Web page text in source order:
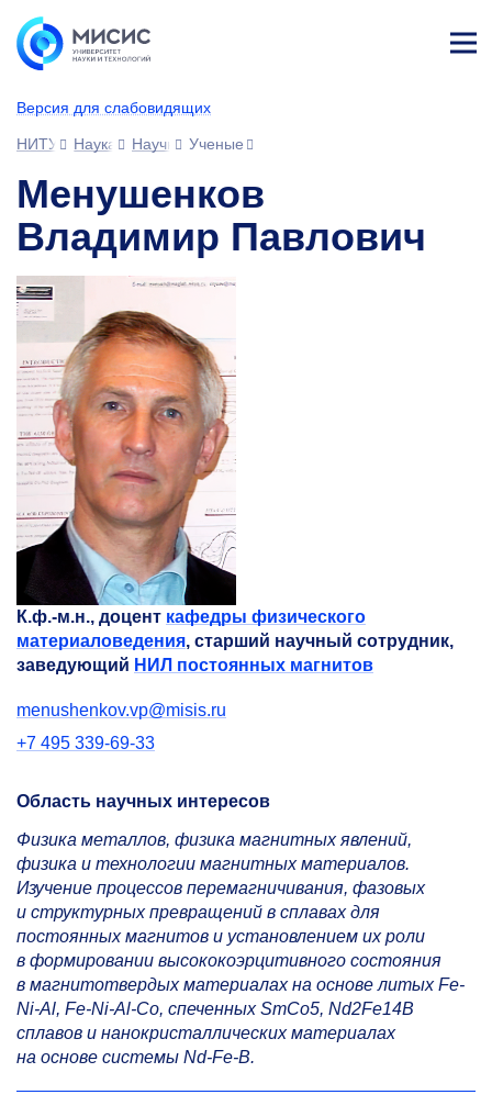
Версия для слабовидящих
НИТУ МИСИС
Наука Научное сообщество
Ученые
Менушенков
Владимир Павлович
К.ф.-м.н., доцент кафедры физического
материаловедения, старший научный сотрудник,
заведующий НИЛ постоянных магнитов
menushenkov.vp@misis.ru
+7 495 339-69-33
Область научных интересов
Физика металлов, физика магнитных явлений,
физика и технологии магнитных материалов.
Изучение процессов перемагничивания, фазовых
и структурных превращений в сплавах для
постоянных магнитов и установлением их роли
в формировании высококоэрцитивного состояния
в магнитотвердых материалах на основе литых Fe-
Ni-Al, Fe-Ni-Al-Co, спеченных SmCo5, Nd2Fe14B
сплавов и нанокристаллических материалах
на основе системы Nd-Fe-B.